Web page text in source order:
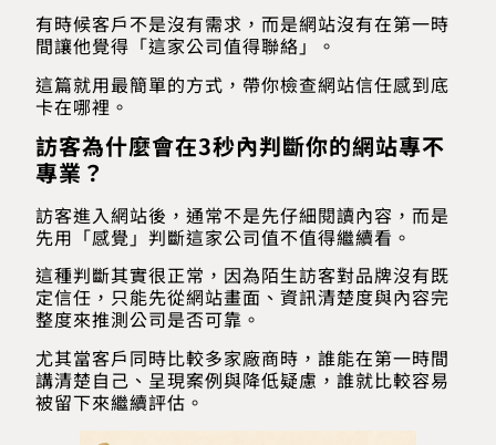
有時候客戶不是沒有需求，而是網站沒有在第一時
間讓他覺得「這家公司值得聯絡」。
這篇就用最簡單的方式，帶你檢查網站信任感到底
卡在哪裡。
訪客為什麼會在3秒內判斷你的網站專不
專業？
訪客進入網站後，通常不是先仔細閱讀內容，而是
先用「感覺」判斷這家公司值不值得繼續看。
這種判斷其實很正常，因為陌生訪客對品牌沒有既
定信任，只能先從網站畫面、資訊清楚度與內容完
整度來推測公司是否可靠。
尤其當客戶同時比較多家廠商時，誰能在第一時間
講清楚自己、呈現案例與降低疑慮，誰就比較容易
被留下來繼續評估。